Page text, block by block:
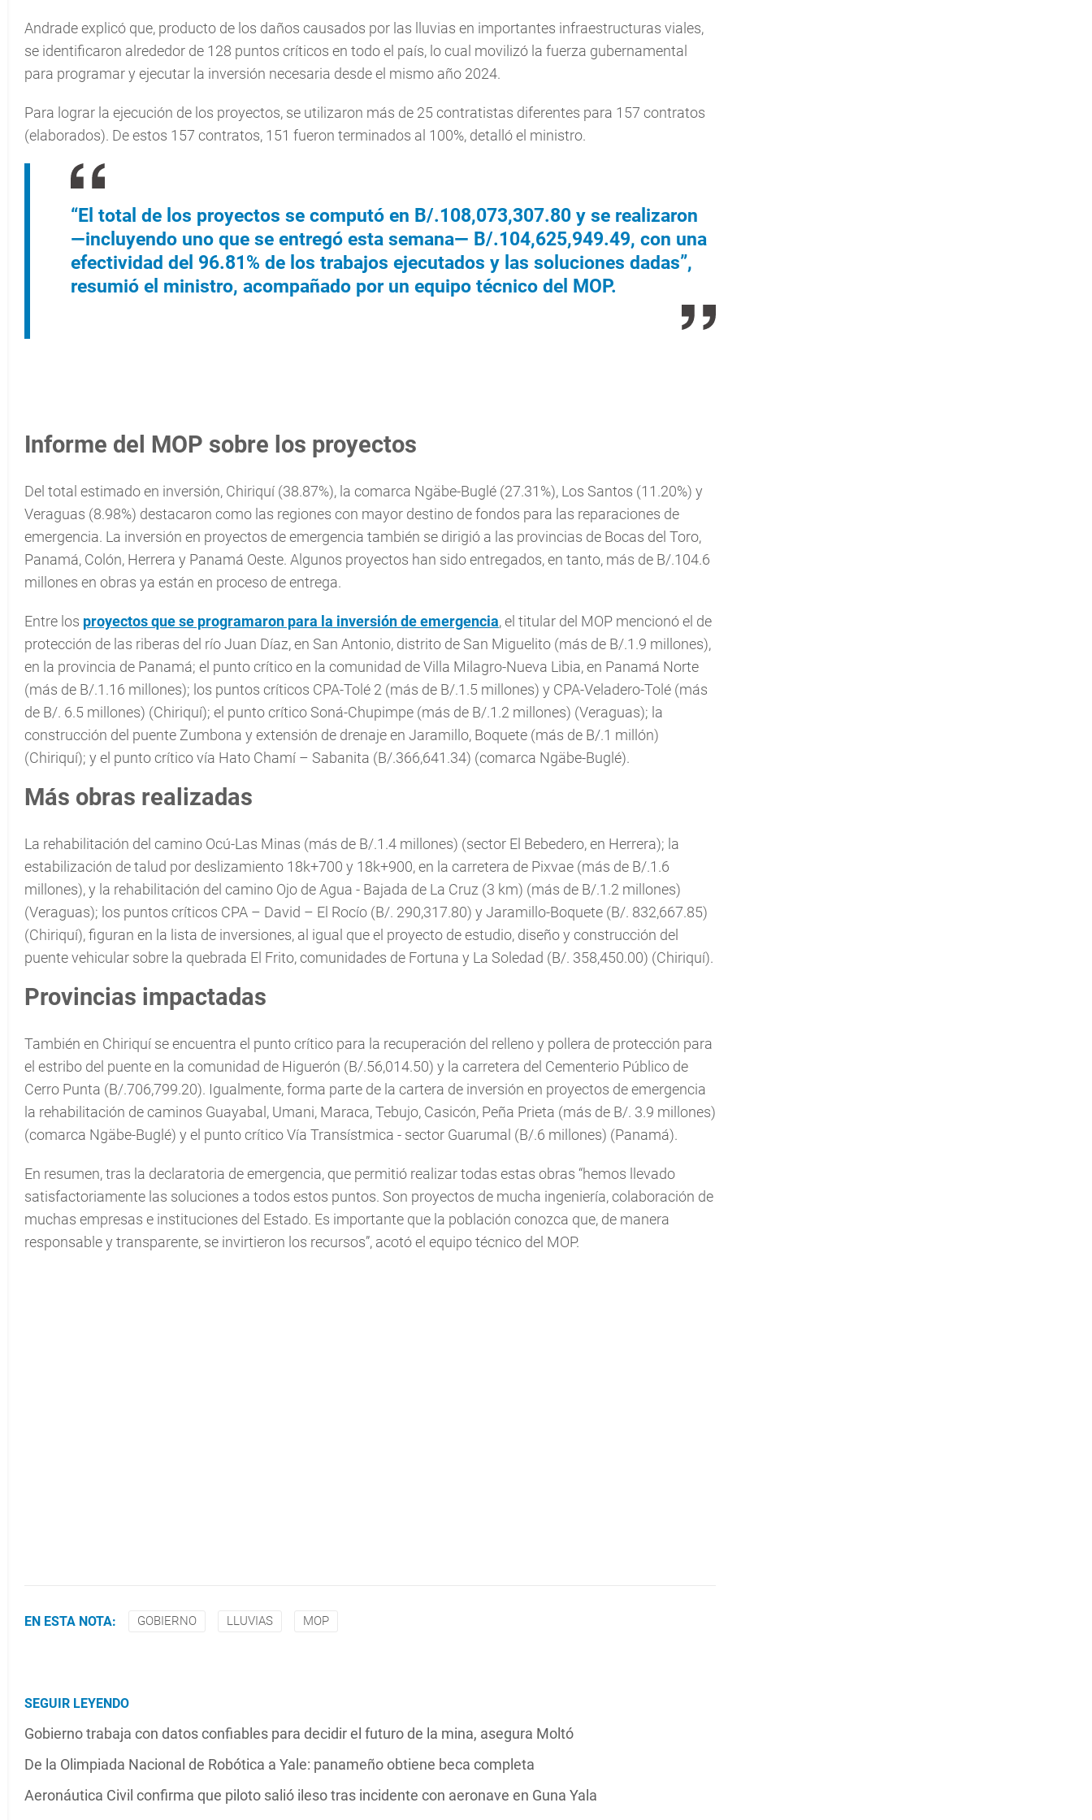
Andrade explicó que, producto de los daños causados por las lluvias en importantes infraestructuras viales,
se identificaron alrededor de 128 puntos críticos en todo el país, lo cual movilizó la fuerza gubernamental
para programar y ejecutar la inversión necesaria desde el mismo año 2024.
Para lograr la ejecución de los proyectos, se utilizaron más de 25 contratistas diferentes para 157 contratos
(elaborados). De estos 157 contratos, 151 fueron terminados al 100%, detalló el ministro.
“El total de los proyectos se computó en B/.108,073,307.80 y se realizaron
—incluyendo uno que se entregó esta semana— B/.104,625,949.49, con una
efectividad del 96.81% de los trabajos ejecutados y las soluciones dadas”,
resumió el ministro, acompañado por un equipo técnico del MOP.
Informe del MOP sobre los proyectos
Del total estimado en inversión, Chiriquí (38.87%), la comarca Ngäbe-Buglé (27.31%), Los Santos (11.20%) y
Veraguas (8.98%) destacaron como las regiones con mayor destino de fondos para las reparaciones de
emergencia. La inversión en proyectos de emergencia también se dirigió a las provincias de Bocas del Toro,
Panamá, Colón, Herrera y Panamá Oeste. Algunos proyectos han sido entregados, en tanto, más de B/.104.6
millones en obras ya están en proceso de entrega.
Entre los proyectos que se programaron para la inversión de emergencia, el titular del MOP mencionó el de
protección de las riberas del río Juan Díaz, en San Antonio, distrito de San Miguelito (más de B/.1.9 millones),
en la provincia de Panamá; el punto crítico en la comunidad de Villa Milagro-Nueva Libia, en Panamá Norte
(más de B/.1.16 millones); los puntos críticos CPA-Tolé 2 (más de B/.1.5 millones) y CPA-Veladero-Tolé (más
de B/. 6.5 millones) (Chiriquí); el punto crítico Soná-Chupimpe (más de B/.1.2 millones) (Veraguas); la
construcción del puente Zumbona y extensión de drenaje en Jaramillo, Boquete (más de B/.1 millón)
(Chiriquí); y el punto crítico vía Hato Chamí – Sabanita (B/.366,641.34) (comarca Ngäbe-Buglé).
Más obras realizadas
La rehabilitación del camino Ocú-Las Minas (más de B/.1.4 millones) (sector El Bebedero, en Herrera); la
estabilización de talud por deslizamiento 18k+700 y 18k+900, en la carretera de Pixvae (más de B/.1.6
millones), y la rehabilitación del camino Ojo de Agua - Bajada de La Cruz (3 km) (más de B/.1.2 millones)
(Veraguas); los puntos críticos CPA – David – El Rocío (B/. 290,317.80) y Jaramillo-Boquete (B/. 832,667.85)
(Chiriquí), figuran en la lista de inversiones, al igual que el proyecto de estudio, diseño y construcción del
puente vehicular sobre la quebrada El Frito, comunidades de Fortuna y La Soledad (B/. 358,450.00) (Chiriquí).
Provincias impactadas
También en Chiriquí se encuentra el punto crítico para la recuperación del relleno y pollera de protección para
el estribo del puente en la comunidad de Higuerón (B/.56,014.50) y la carretera del Cementerio Público de
Cerro Punta (B/.706,799.20). Igualmente, forma parte de la cartera de inversión en proyectos de emergencia
la rehabilitación de caminos Guayabal, Umani, Maraca, Tebujo, Casicón, Peña Prieta (más de B/. 3.9 millones)
(comarca Ngäbe-Buglé) y el punto crítico Vía Transístmica - sector Guarumal (B/.6 millones) (Panamá).
En resumen, tras la declaratoria de emergencia, que permitió realizar todas estas obras “hemos llevado
satisfactoriamente las soluciones a todos estos puntos. Son proyectos de mucha ingeniería, colaboración de
muchas empresas e instituciones del Estado. Es importante que la población conozca que, de manera
responsable y transparente, se invirtieron los recursos”, acotó el equipo técnico del MOP.
EN ESTA NOTA: GOBIERNO LLUVIAS MOP
SEGUIR LEYENDO
Gobierno trabaja con datos confiables para decidir el futuro de la mina, asegura Moltó
De la Olimpiada Nacional de Robótica a Yale: panameño obtiene beca completa
Aeronáutica Civil confirma que piloto salió ileso tras incidente con aeronave en Guna Yala